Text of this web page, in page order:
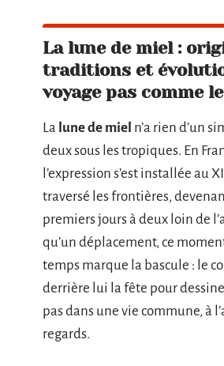
La lune de miel :
traditions et
voyage pas comme
La lune de miel n’a rien d’un
deux sous les tropiques. En
l’expression s’est installée au
traversé les frontières,
premiers jours à deux loin de
qu’un déplacement, ce
temps marque la bascule : le
derrière lui la fête pour
pas dans une vie commune, à
regards.